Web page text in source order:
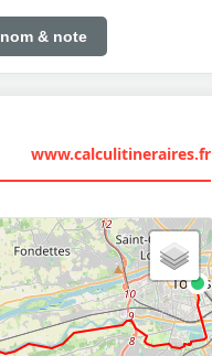
Effacer nom & note
www.calculitineraires.fr